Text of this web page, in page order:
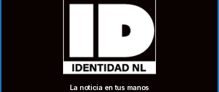
La noticia en tus manos